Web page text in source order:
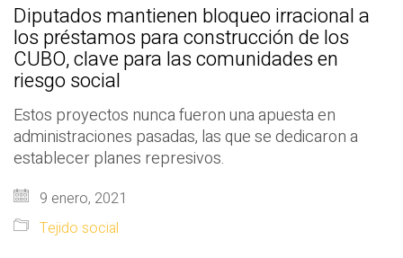
Diputados mantienen bloqueo irracional a
los préstamos para construcción de los
CUBO, clave para las comunidades en
riesgo social
Estos proyectos nunca fueron una apuesta en
administraciones pasadas, las que se dedicaron a
establecer planes represivos.
9 enero, 2021
Tejido social